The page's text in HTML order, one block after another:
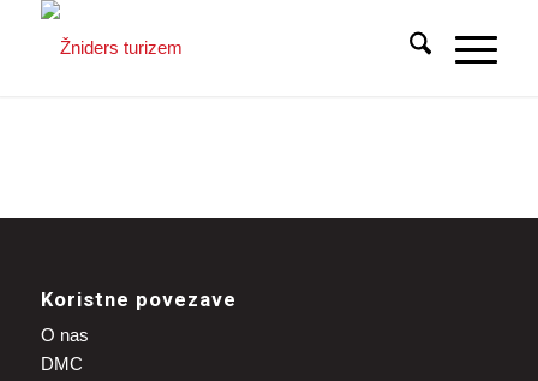
Koristne povezave
O nas
DMC